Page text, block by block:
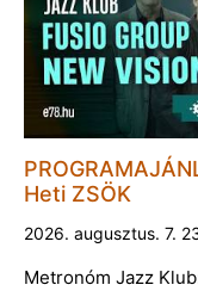
Heti ZSÖK
2026. augusztus. 7.
Metronóm Jazz